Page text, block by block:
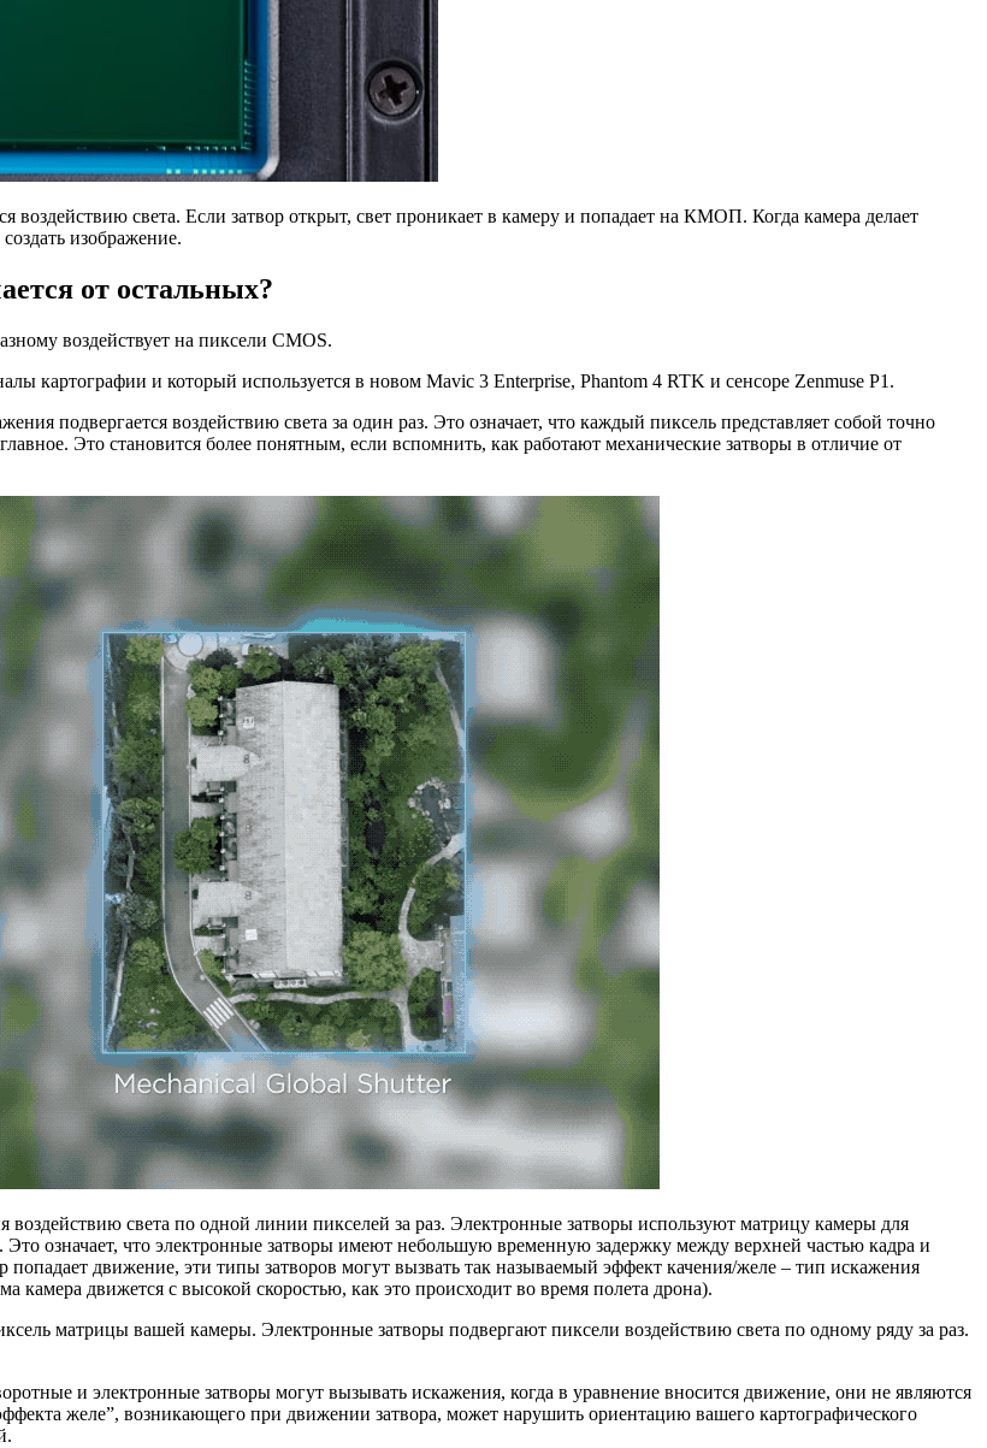
воздействию света. Если затвор открыт, свет проникает в камеру и попадает на КМОП. Когда камера делает
изображение.
от остальных?
воздействует на пиксели CMOS.
картографии и который используется в новом Mavic 3 Enterprise, Phantom 4 RTK и сенсоре Zenmuse P1.
подвергается воздействию света за один раз. Это означает, что каждый пиксель представляет собой точно
Это становится более понятным, если вспомнить, как работают механические затворы в отличие от
света по одной линии пикселей за раз. Электронные затворы используют матрицу камеры для
означает, что электронные затворы имеют небольшую временную задержку между верхней частью кадра и
движение, эти типы затворов могут вызвать так называемый эффект качения/желе – тип искажения
движется с высокой скоростью, как это происходит во время полета дрона).
матрицы вашей камеры. Электронные затворы подвергают пиксели воздействию света по одному ряду за раз.
и электронные затворы могут вызывать искажения, когда в уравнение вносится движение, они не являются
желе”, возникающего при движении затвора, может нарушить ориентацию вашего картографического